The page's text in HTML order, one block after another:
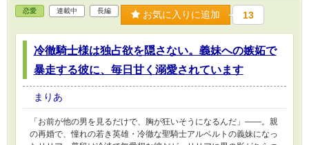
恋愛 連載中 長編 お気に入りに追加 13
冷徹騎士様は独占欲を隠さない。義妹への嫉妬で
暴走する彼に、毎日甘く溺愛されています
まりあ
「お前が他の男を見るだけで、胸が狂いそうになるんだ」——。親
の再婚で、憧れの若き英雄・冷徹な聖騎士アルベルトの義妹になっ